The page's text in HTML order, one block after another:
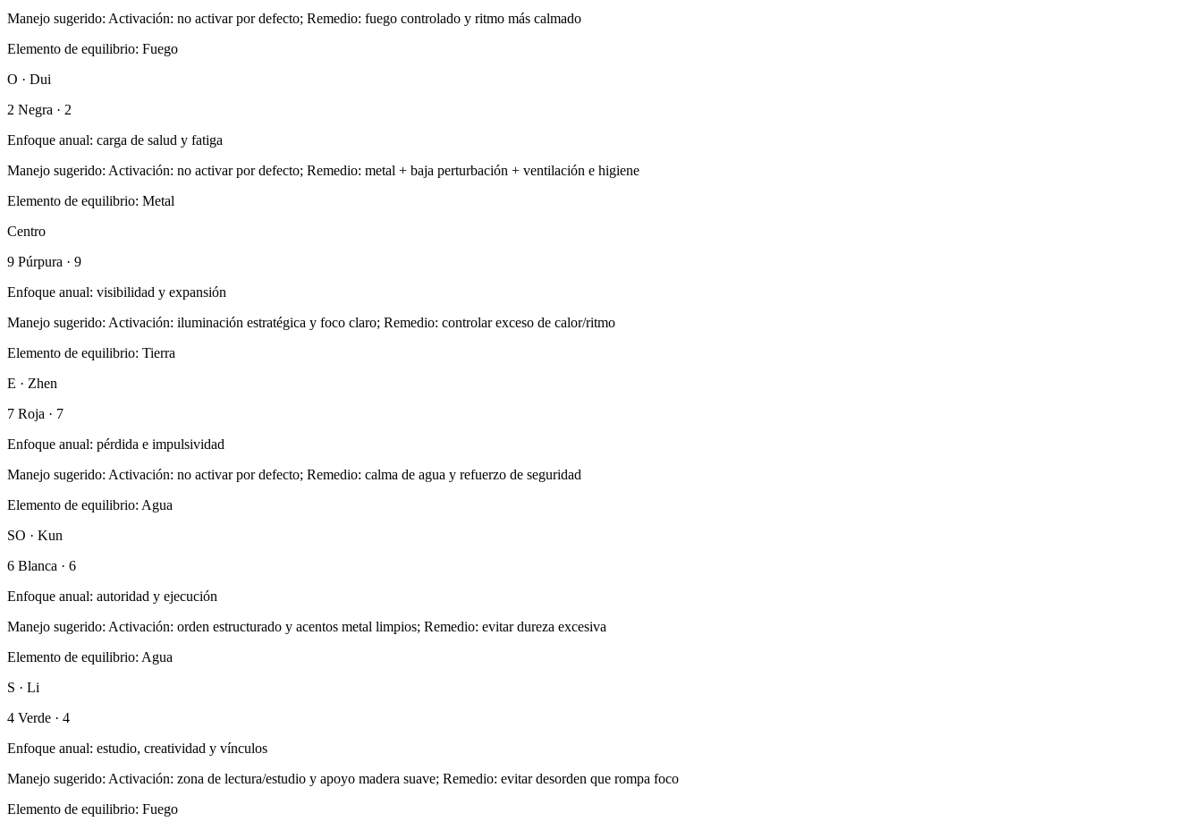
Manejo sugerido: Activación: no activar por defecto; Remedio: fuego controlado y ritmo más calmado
Elemento de equilibrio: Fuego
O · Dui
2 Negra · 2
Enfoque anual: carga de salud y fatiga
Manejo sugerido: Activación: no activar por defecto; Remedio: metal + baja perturbación + ventilación e higiene
Elemento de equilibrio: Metal
Centro
9 Púrpura · 9
Enfoque anual: visibilidad y expansión
Manejo sugerido: Activación: iluminación estratégica y foco claro; Remedio: controlar exceso de calor/ritmo
Elemento de equilibrio: Tierra
E · Zhen
7 Roja · 7
Enfoque anual: pérdida e impulsividad
Manejo sugerido: Activación: no activar por defecto; Remedio: calma de agua y refuerzo de seguridad
Elemento de equilibrio: Agua
SO · Kun
6 Blanca · 6
Enfoque anual: autoridad y ejecución
Manejo sugerido: Activación: orden estructurado y acentos metal limpios; Remedio: evitar dureza excesiva
Elemento de equilibrio: Agua
S · Li
4 Verde · 4
Enfoque anual: estudio, creatividad y vínculos
Manejo sugerido: Activación: zona de lectura/estudio y apoyo madera suave; Remedio: evitar desorden que rompa foco
Elemento de equilibrio: Fuego